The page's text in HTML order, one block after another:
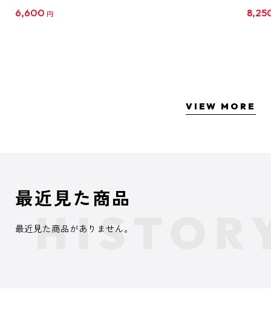
6,600 円
クリ
VIEW MORE
最近見た商品
最近見た商品がありません。